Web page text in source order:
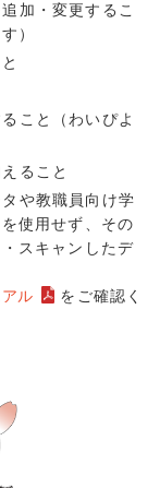
加・変更するこ
）
こと（わいぴよ
ること
や教職員向け学
使用せず、その
スキャンしたデ
ル
をご確認く